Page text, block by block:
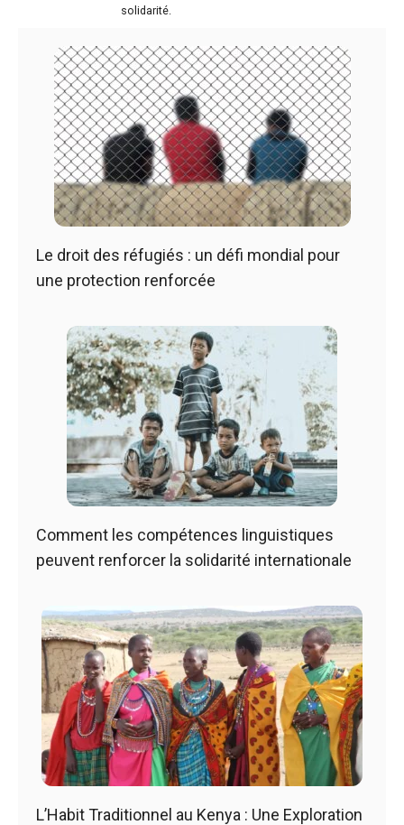
solidarité.
Le droit des réfugiés : un défi mondial pour
une protection renforcée
Comment les compétences linguistiques
peuvent renforcer la solidarité internationale
L’Habit Traditionnel au Kenya : Une Exploration